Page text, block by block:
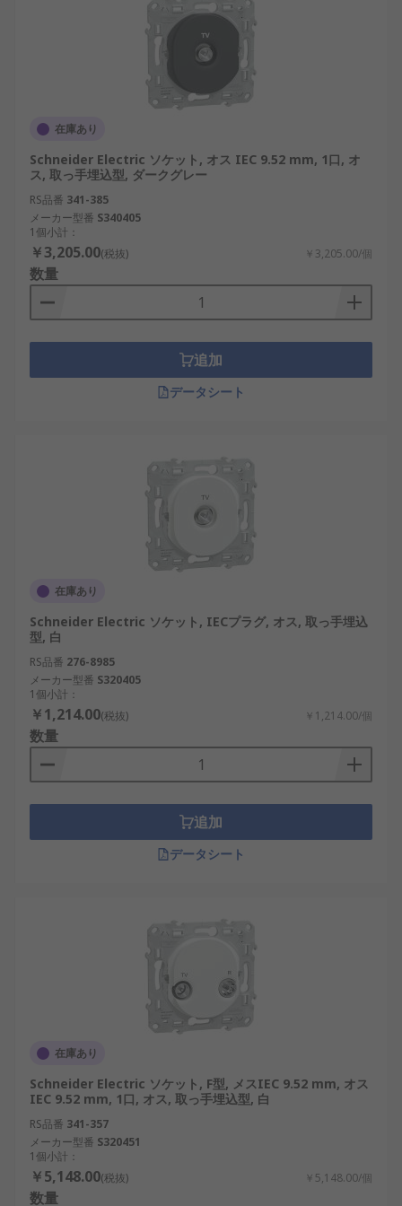
在庫あり
Schneider Electric ソケット, オス IEC 9.52 mm, 1口, オ
ス, 取っ手埋込型, ダークグレー
RS品番 341-385
メーカー型番 S340405
1個小計：
￥3,205.00(税抜) ￥3,205.00/個
数量
追加
データシート
在庫あり
Schneider Electric ソケット, IECプラグ, オス, 取っ手埋込
型, 白
RS品番 276-8985
メーカー型番 S320405
1個小計：
￥1,214.00(税抜) ￥1,214.00/個
数量
追加
データシート
在庫あり
Schneider Electric ソケット, F型, メスIEC 9.52 mm, オス
IEC 9.52 mm, 1口, オス, 取っ手埋込型, 白
RS品番 341-357
メーカー型番 S320451
1個小計：
￥5,148.00(税抜) ￥5,148.00/個
数量